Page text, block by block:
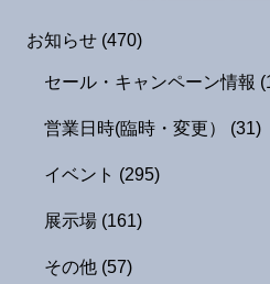
お知らせ (470)
セール・キャンペーン情報
営業日時(臨時・変更） (31)
イベント (295)
展示場 (161)
その他 (57)